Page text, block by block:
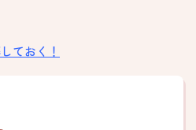
ておく！